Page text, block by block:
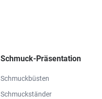
Schmuck-Präsentation
Schmuckbüsten
Schmuckständer